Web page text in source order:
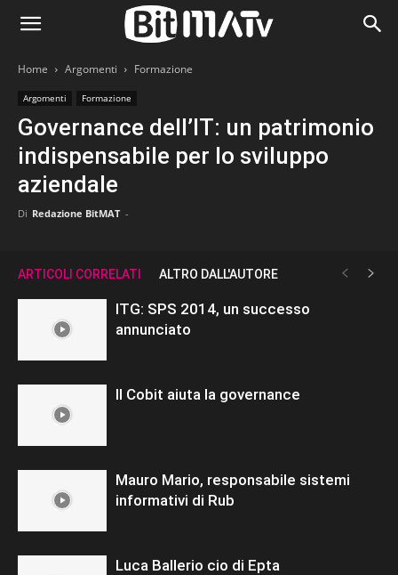
Home Argomenti Formazione
Argomenti Formazione
Governance dell’IT: un patrimonio
indispensabile per lo sviluppo
aziendale
Di Redazione BitMAT -
ARTICOLI CORRELATI ALTRO DALL'AUTORE
ITG: SPS 2014, un successo
annunciato
Il Cobit aiuta la governance
Mauro Mario, responsabile sistemi
informativi di Rub
Luca Ballerio cio di Epta